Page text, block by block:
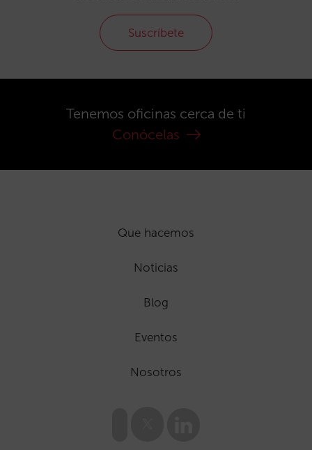
Suscríbete
Tenemos oficinas cerca de ti
Conócelas
Que hacemos
Noticias
Blog
Eventos
Nosotros